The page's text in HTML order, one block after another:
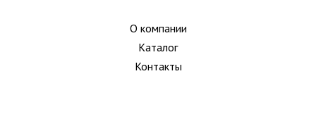
О компании
Каталог
Контакты